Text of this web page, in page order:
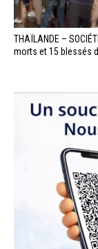
THAÏLANDE –
morts et 15 blessés